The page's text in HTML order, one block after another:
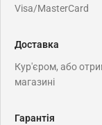
Visa/MasterCard
Доставка
Кур'єром, або
магазині
Гарантія